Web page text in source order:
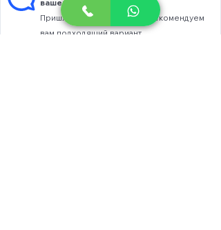
вашего устройства?
Пришлите модель, и мы порекомендуем
вам подходящий вариант.